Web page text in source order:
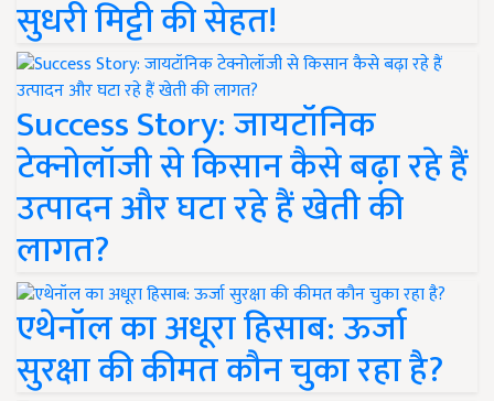
सुधरी मिट्टी की सेहत!
Success Story: जायटॉनिक
टेक्नोलॉजी से किसान कैसे बढ़ा रहे हैं
उत्पादन और घटा रहे हैं खेती की
लागत?
एथेनॉल का अधूरा हिसाब: ऊर्जा
सुरक्षा की कीमत कौन चुका रहा है?